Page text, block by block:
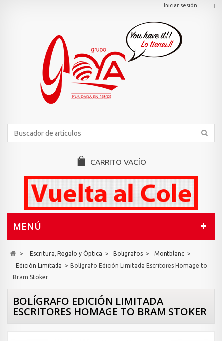
Iniciar sesión
CARRITO VACÍO
MENÚ
> Escritura, Regalo y Óptica > Boligrafos > Montblanc >
Edición Limitada > Bolígrafo Edición Limitada Escritores Homage to
Bram Stoker
BOLÍGRAFO EDICIÓN LIMITADA
ESCRITORES HOMAGE TO BRAM STOKER